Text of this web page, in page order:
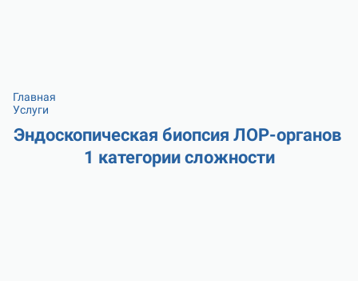
Главная
Услуги
Эндоскопическая биопсия ЛОР-органов
1 категории сложности